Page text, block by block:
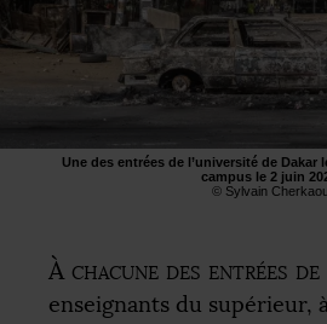
Une des entrées de l’université de Dakar
campus le 2 juin
© Sylvain
À chacune des entrées
enseignants du supérieur,